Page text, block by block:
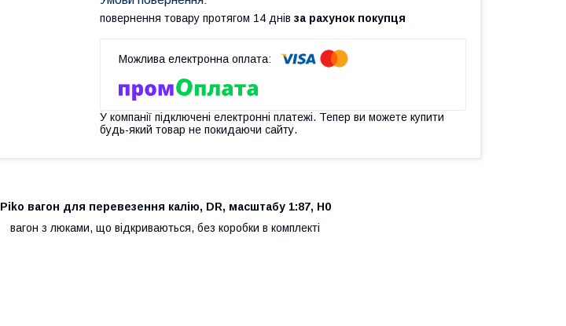
повернення товару протягом 14 днів за рахунок покупця
У компанії підключені електронні платежі. Тепер ви можете купити
будь-який товар не покидаючи сайту.
Piko вагон для перевезення калію, DR, масштабу 1:87, H0
вагон з люками, що відкриваються, без коробки в комплекті